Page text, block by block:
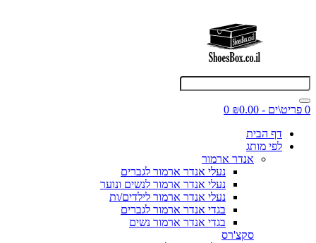
0 פריט\ים - ₪0.00
0
דף הבית
לפי מותג
אנדר ארמור
נעלי אנדר ארמור לגברים
נעלי אנדר ארמור לנשים ונוער
נעלי אנדר ארמור לילדים/ות
בגדי אנדר ארמור לגברים
בגדי אנדר ארמור נשים
סקצ'רס